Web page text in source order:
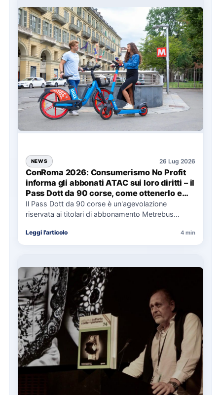
NEWS 26 Lug 2026
ConRoma 2026: Consumerismo No Profit
informa gli abbonati ATAC sui loro diritti – il
Pass Dott da 90 corse, come ottenerlo e
cosa spetta in caso di disservizi
Il Pass Dott da 90 corse è un'agevolazione
riservata ai titolari di abbonamento Metrebus
Leggi l'articolo 4 min